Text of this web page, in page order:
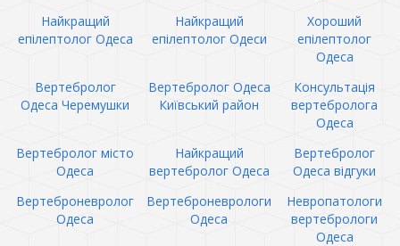
Найкращий
епілептолог Одеса
Найкращий
епілептолог Одеси
Хороший
епілептолог
Одеса
Вертебролог
Одеса Черемушки
Вертебролог Одеса
Київський район
Консультація
вертебролога
Одеса
Вертебролог місто
Одеса
Найкращий
вертебролог Одеса
Вертебролог
Одеса відгуки
Вертеброневролог
Одеса
Вертеброневрологи
Одеса
Невропатологи
вертебрологи
Одеса